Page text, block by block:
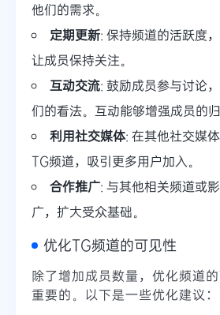
他们的需求。
定期更新: 保持频道的活跃度
让成员保持关注。
互动交流: 鼓励成员参与讨论
们的看法。互动能够增强成员的归
利用社交媒体: 在其他社交媒
TG频道，吸引更多用户加入。
合作推广: 与其他相关频道或
广，扩大受众基础。
优化TG频道的可见性
除了增加成员数量，优化频道
重要的。以下是一些优化建议：